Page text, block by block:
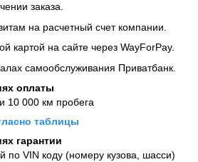
заказа.
на расчетный счет компании.
картой на сайте через WayForPay.
самообслуживания Приватбанк.
оплаты
10 000 км пробега
таблицы
гарантии
по VIN коду (номеру кузова, шасси)